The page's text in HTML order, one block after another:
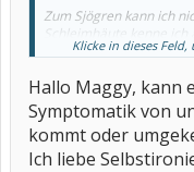
Zum Sjögren kann ich
Schleimhäute kenne
(oder besser,
lutsche ich hin und
Eigentlich kann ich gar
das Trockenheitsgefühl
Klicke in dieses
Hallo Maggy, kann
Symptomatik von
kommt oder
Ich liebe